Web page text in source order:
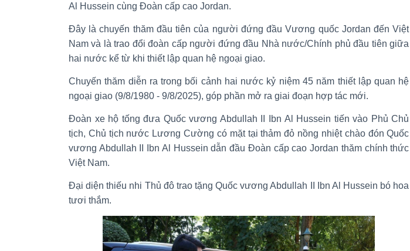
Al Hussein cùng Đoàn cấp cao Jordan.
Đây là chuyến thăm đầu tiên của người đứng đầu Vương quốc Jordan đến Việt
Nam và là trao đổi đoàn cấp người đứng đầu Nhà nước/Chính phủ đầu tiên giữa
hai nước kể từ khi thiết lập quan hệ ngoại giao.
Chuyến thăm diễn ra trong bối cảnh hai nước kỷ niệm 45 năm thiết lập quan hệ
ngoại giao (9/8/1980 - 9/8/2025), góp phần mở ra giai đoạn hợp tác mới.
Đoàn xe hộ tống đưa Quốc vương Abdullah II Ibn Al Hussein tiến vào Phủ Chủ
tịch, Chủ tịch nước Lương Cường có mặt tại thảm đỏ nồng nhiệt chào đón Quốc
vương Abdullah II Ibn Al Hussein dẫn đầu Đoàn cấp cao Jordan thăm chính thức
Việt Nam.
Đại diện thiếu nhi Thủ đô trao tặng Quốc vương Abdullah II Ibn Al Hussein bó hoa
tươi thắm.